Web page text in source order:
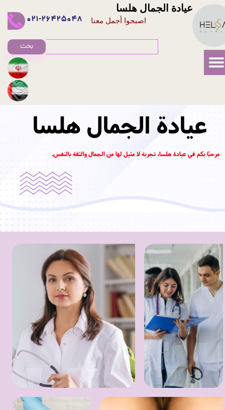
021-26425048
عيادة الجمال هلسا
اصبحوا أجمل معنا
بحث
عيادة الجمال هلسا
مرحبًا بكم في عيادة هلسا، تجربة لا مثيل لها من الجمال والثقة بالنفس.
تیم پزشکی
چند پزشک در حال
مشورت